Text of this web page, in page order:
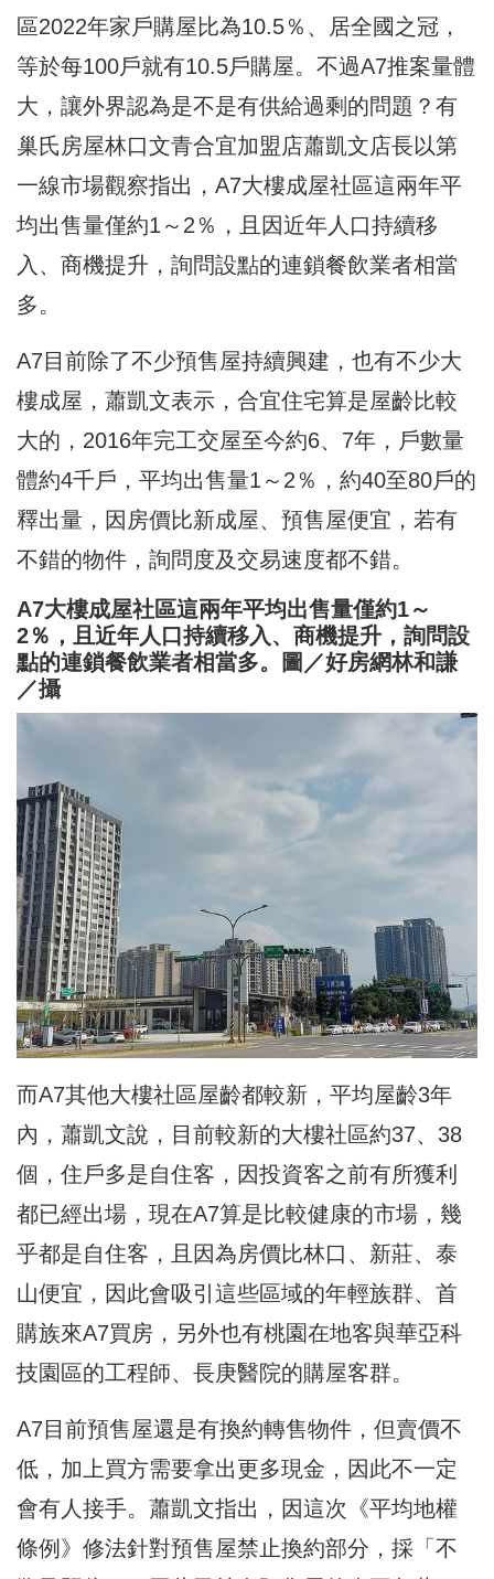
區2022年家戶購屋比為10.5％、居全國之冠，
等於每100戶就有10.5戶購屋。不過A7推案量體
大，讓外界認為是不是有供給過剩的問題？有
巢氏房屋林口文青合宜加盟店蕭凱文店長以第
一線市場觀察指出，A7大樓成屋社區這兩年平
均出售量僅約1～2％，且因近年人口持續移
入、商機提升，詢問設點的連鎖餐飲業者相當
多。
A7目前除了不少預售屋持續興建，也有不少大
樓成屋，蕭凱文表示，合宜住宅算是屋齡比較
大的，2016年完工交屋至今約6、7年，戶數量
體約4千戶，平均出售量1～2％，約40至80戶的
釋出量，因房價比新成屋、預售屋便宜，若有
不錯的物件，詢問度及交易速度都不錯。
A7大樓成屋社區這兩年平均出售量僅約1～
2％，且近年人口持續移入、商機提升，詢問設
點的連鎖餐飲業者相當多。圖／好房網林和謙
／攝
而A7其他大樓社區屋齡都較新，平均屋齡3年
內，蕭凱文說，目前較新的大樓社區約37、38
個，住戶多是自住客，因投資客之前有所獲利
都已經出場，現在A7算是比較健康的市場，幾
乎都是自住客，且因為房價比林口、新莊、泰
山便宜，因此會吸引這些區域的年輕族群、首
購族來A7買房，另外也有桃園在地客與華亞科
技園區的工程師、長庚醫院的購屋客群。
A7目前預售屋還是有換約轉售物件，但賣價不
低，加上買方需要拿出更多現金，因此不一定
會有人接手。蕭凱文指出，因這次《平均地權
條例》修法針對預售屋禁止換約部分，採「不